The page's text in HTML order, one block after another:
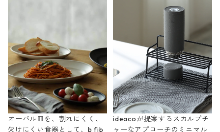
オーバル皿を、割れにくく、
欠けにくい食器として、b fib
ideacoが提案するスカルプチ
ャーなアプローチのミニマル